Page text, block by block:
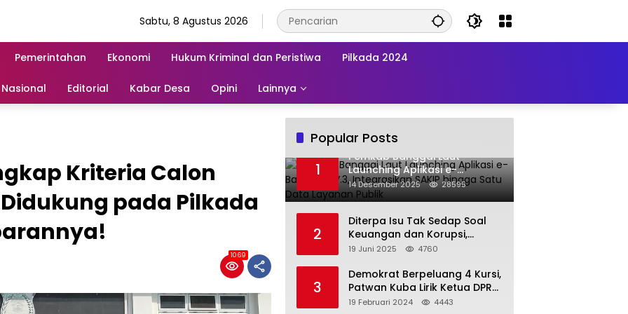
Sabtu, 8 Agustus 2026
Pemerintahan Ekonomi Hukum Kriminal dan Peristiwa Pilkada 2024
Nasional Editorial Kabar Desa Opini Lainnya
Kriteria Calon
pada Pilkada
1069
Popular Posts
1
Pemkab Banggai Laut
Launching Aplikasi e-
Balimang V.3, Integrasikan
SAKIP hingga Satu Data
14 Desember 2025 28595
2
Diterpa Isu Tak Sedap Soal
Keuangan dan Korupsi,
Pemda Balut Sebut Isu Tak
19 Juni 2025 4760
3
Demokrat Berpeluang 4 Kursi,
Patwan Kuba Lirik Ketua DPRD
Banggai Laut
19 Februari 2024 4443